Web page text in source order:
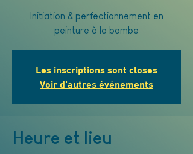
Initiation & perfectionnement en
peinture à la bombe
Les inscriptions sont closes
Voir d'autres événements
Heure et lieu